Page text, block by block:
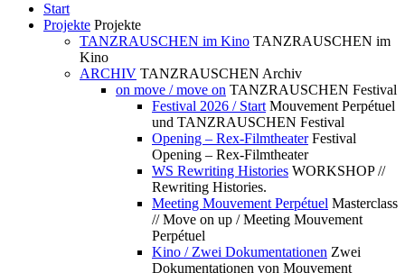
Start
Projekte Projekte
TANZRAUSCHEN im Kino TANZRAUSCHEN im
Kino
ARCHIV TANZRAUSCHEN Archiv
on move / move on TANZRAUSCHEN Festival
Festival 2026 / Start Mouvement Perpétuel
und TANZRAUSCHEN Festival
Opening – Rex-Filmtheater Festival
Opening – Rex-Filmtheater
WS Rewriting Histories WORKSHOP //
Rewriting Histories.
Meeting Mouvement Perpétuel Masterclass
// Move on up / Meeting Mouvement
Perpétuel
Kino / Zwei Dokumentationen Zwei
Dokumentationen von Mouvement